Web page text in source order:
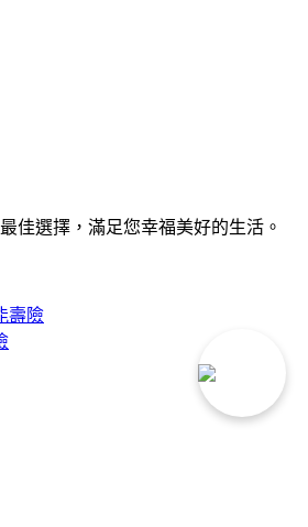
佳選擇，滿足您幸福美好的生活。
壽險